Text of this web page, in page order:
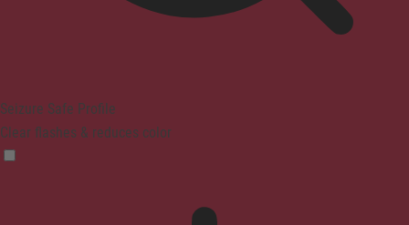
Seizure Safe Profile
Clear flashes & reduces color